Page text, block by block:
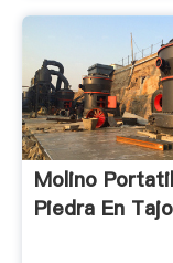
Molino
Piedra En Tajo